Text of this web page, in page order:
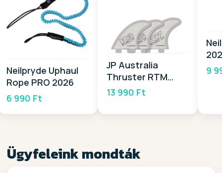
Neilpryde Uphaul
Rope PRO 2026
6 990 Ft
JP Australia
Thruster RTM
Center Fin 2025
13 990 Ft
9
Ügyfeleink mondták